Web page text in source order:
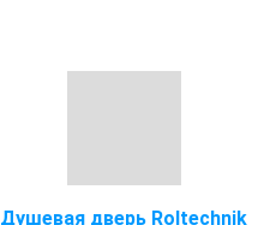
Душевая дверь Roltechnik